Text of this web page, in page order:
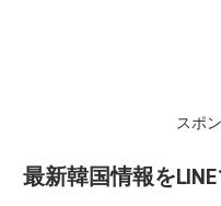
スポ
最新韓国情報を